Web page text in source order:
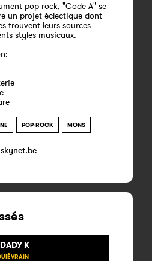
pop-rock, "Code A" se
un projet éclectique dont
trouvent leurs sources
styles musicaux.
POP-ROCK MONS
K